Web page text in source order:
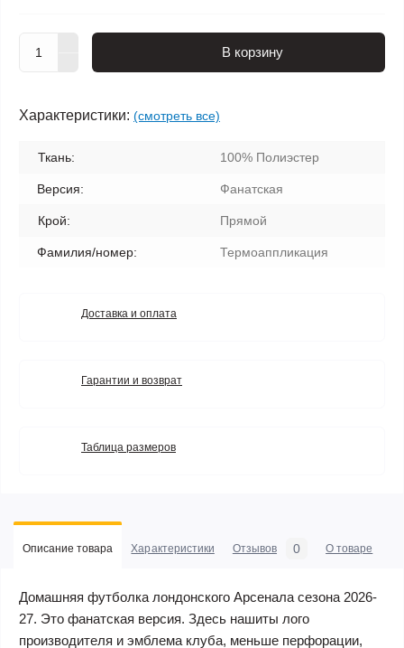
В корзину
Характеристики: (смотреть все)
Ткань: 100% Полиэстер
Версия: Фанатская
Крой: Прямой
Фамилия/номер: Термоаппликация
Доставка и оплата
Гарантии и возврат
Таблица размеров
Описание товара Характеристики Отзывов 0 О товаре
Домашняя футболка лондонского Арсенала сезона 2026-
27. Это фанатская версия. Здесь нашиты лого
производителя и эмблема клуба, меньше перфорации,